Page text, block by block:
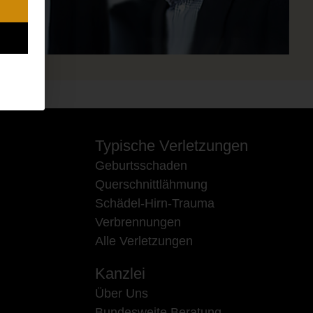
Typische Verletzungen
Geburtsschaden
Querschnittlähmung
Schädel-Hirn-Trauma
Verbrennungen
Alle Verletzungen
Kanzlei
Über Uns